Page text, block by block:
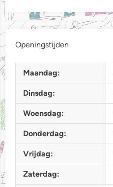
Openingstijden
Maandag:
Dinsdag:
Woensdag:
Donderdag:
Vrijdag:
Zaterdag: